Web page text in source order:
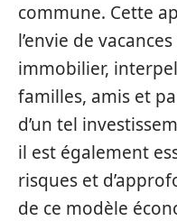
commune. Cette
l’envie de
immobilier,
familles, amis et
d’un tel
il est également
risques et
de ce modèle